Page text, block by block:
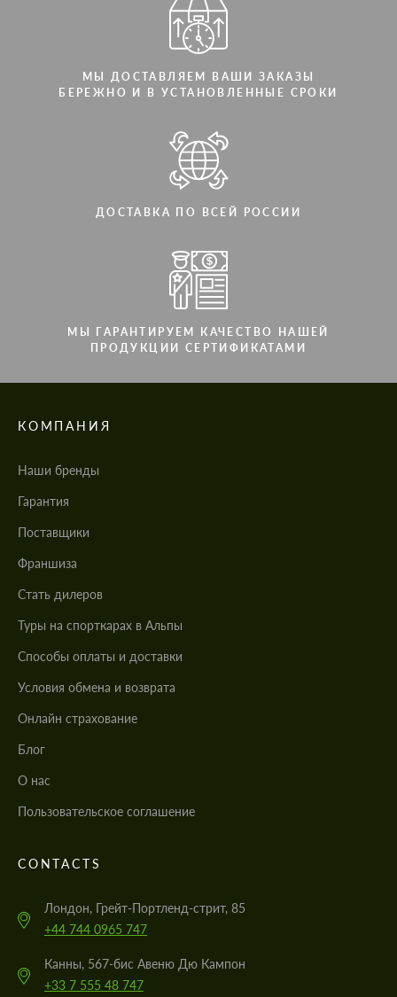
МЫ ДОСТАВЛЯЕМ ВАШИ ЗАКАЗЫ
БЕРЕЖНО И В УСТАНОВЛЕННЫЕ СРОКИ
ДОСТАВКА ПО ВСЕЙ РОССИИ
МЫ ГАРАНТИРУЕМ КАЧЕСТВО НАШЕЙ
ПРОДУКЦИИ СЕРТИФИКАТАМИ
КОМПАНИЯ
Наши бренды
Гарантия
Поставщики
Франшиза
Стать дилеров
Туры на спорткарах в Альпы
Cпособы оплаты и доставки
Условия обмена и возврата
Онлайн страхование
Блог
О нас
Пользовательское соглашение
CONTACTS
Лондон, Грейт-Портленд-стрит, 85
+44 744 0965 747
Канны, 567-бис Авеню Дю Кампон
+33 7 555 48 747